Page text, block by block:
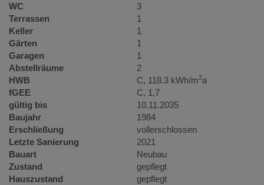
WC
3
Terrassen
1
Keller
1
Gärten
1
Garagen
1
Abstellräume
2
HWB
C, 118.3 kWh/m2a
fGEE
C, 1,7
gültig bis
10.11.2035
Baujahr
1984
Erschließung
vollerschlossen
Letzte Sanierung
2021
Bauart
Neubau
Zustand
gepflegt
Hauszustand
gepflegt